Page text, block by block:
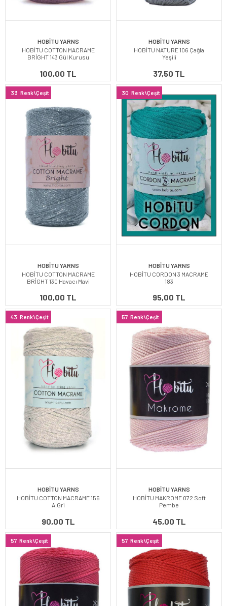
HOBİTU YARNS
HOBİTU COTTON MACRAME
BRİGHT 143 Gül Kurusu
100,00 TL
HOBİTU YARNS
HOBİTU NATURE 106 Çağla
Yeşili
37,50 TL
33 Renk\Çeşit
HOBİTU YARNS
HOBİTU COTTON MACRAME
BRİGHT 130 Havacı Mavi
100,00 TL
30 Renk\Çeşit
HOBİTU YARNS
HOBİTU CORDON 3 MACRAME
183
95,00 TL
43 Renk\Çeşit
HOBİTU YARNS
HOBİTU COTTON MACRAME 156
A.Gri
90,00 TL
57 Renk\Çeşit
HOBİTU YARNS
HOBİTU MAKROME 072 Soft
Pembe
45,00 TL
57 Renk\Çeşit 57 Renk\Çeşit